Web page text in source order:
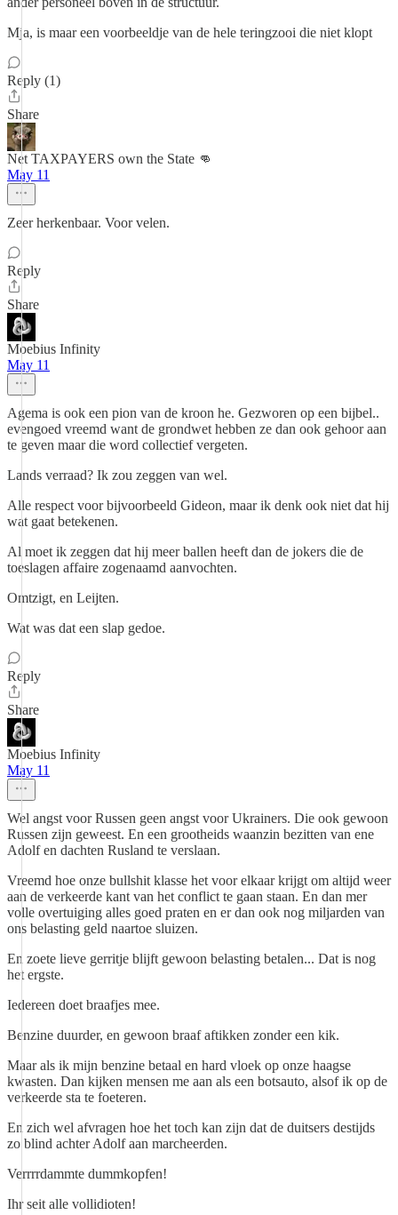
Mja, is maar een voorbeeldje van de hele teringzooi die niet klopt
Reply (1)
Share
Net TAXPAYERS own the State 👊
May 11
Zeer herkenbaar. Voor velen.
Reply
Share
Moebius Infinity
May 11
Agema is ook een pion van de kroon he. Gezworen op een bijbel..
evengoed vreemd want de grondwet hebben ze dan ook gehoor aan
te geven maar die word collectief vergeten.
Lands verraad? Ik zou zeggen van wel.
Alle respect voor bijvoorbeeld Gideon, maar ik denk ook niet dat hij
wat gaat betekenen.
Al moet ik zeggen dat hij meer ballen heeft dan de jokers die de
toeslagen affaire zogenaamd aanvochten.
Omtzigt, en Leijten.
Wat was dat een slap gedoe.
Reply
Share
Moebius Infinity
May 11
Wel angst voor Russen geen angst voor Ukrainers. Die ook gewoon
Russen zijn geweest. En een grootheids waanzin bezitten van ene
Adolf en dachten Rusland te verslaan.
Vreemd hoe onze bullshit klasse het voor elkaar krijgt om altijd weer
aan de verkeerde kant van het conflict te gaan staan. En dan mer
volle overtuiging alles goed praten en er dan ook nog miljarden van
ons belasting geld naartoe sluizen.
En zoete lieve gerritje blijft gewoon belasting betalen... Dat is nog
het ergste.
Iedereen doet braafjes mee.
Benzine duurder, en gewoon braaf aftikken zonder een kik.
Maar als ik mijn benzine betaal en hard vloek op onze haagse
kwasten. Dan kijken mensen me aan als een botsauto, alsof ik op de
verkeerde sta te foeteren.
En zich wel afvragen hoe het toch kan zijn dat de duitsers destijds
zo blind achter Adolf aan marcheerden.
Verrrrdammte dummkopfen!
Ihr seit alle vollidioten!